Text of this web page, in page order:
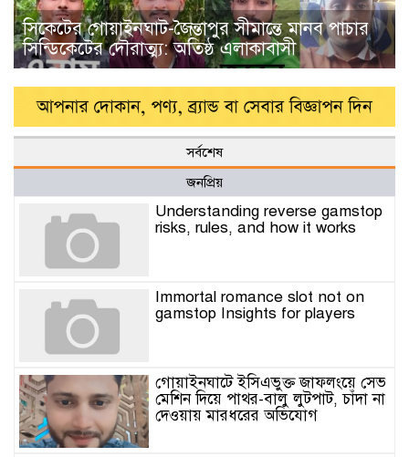
সিকেটের গোয়াইনঘাট-জৈন্তাপুর সীমান্তে মানব পাচার
সিন্ডিকেটের দৌরাত্ম্য: অতিষ্ঠ এলাকাবাসী
সর্বশেষ
জনপ্রিয়
Understanding reverse gamstop
risks, rules, and how it works
Immortal romance slot not on
gamstop Insights for players
গোয়াইনঘাটে ইসিএভুক্ত জাফলংয়ে সেভ
মেশিন দিয়ে পাথর-বালু লুটপাট, চাঁদা না
দেওয়ায় মারধরের অভিযোগ